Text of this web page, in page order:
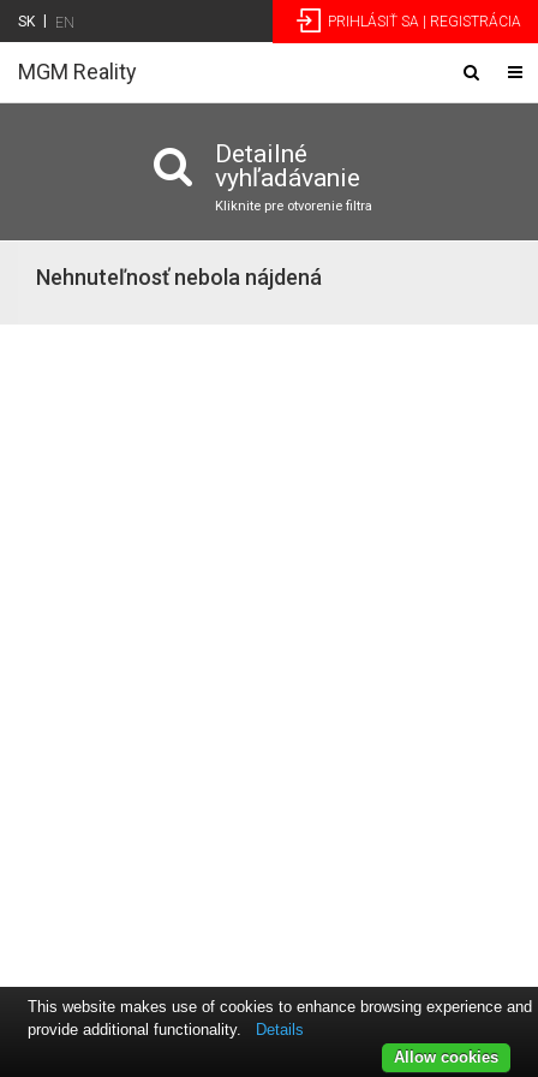
SK | EN PRIHLÁSIŤ SA | REGISTRÁCIA
Toggle
MGM Reality
Detailné
vyhľadávanie
Kliknite pre otvorenie filtra
Nehnuteľnosť nebola nájdená
This website makes use of cookies to enhance browsing experience and
provide additional functionality.
Details
Allow cookies